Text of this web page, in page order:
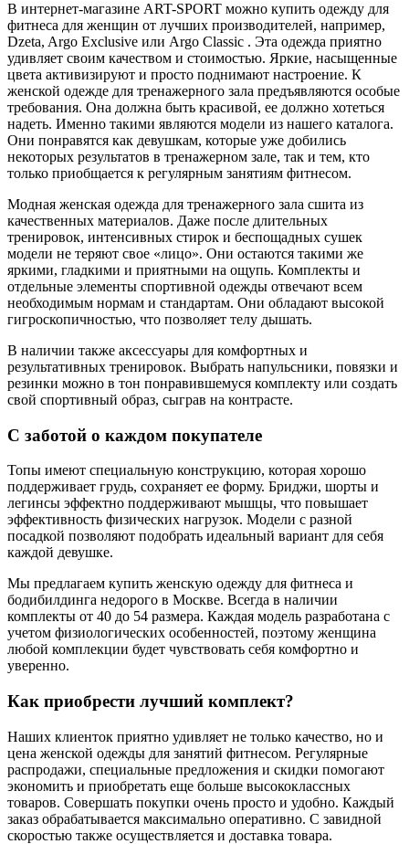
В интернет-магазине ART-SPORT можно купить одежду для
фитнеса для женщин от лучших производителей, например,
Dzeta, Argo Exclusive или Argo Classic . Эта одежда приятно
удивляет своим качеством и стоимостью. Яркие, насыщенные
цвета активизируют и просто поднимают настроение. К
женской одежде для тренажерного зала предъявляются особые
требования. Она должна быть красивой, ее должно хотеться
надеть. Именно такими являются модели из нашего каталога.
Они понравятся как девушкам, которые уже добились
некоторых результатов в тренажерном зале, так и тем, кто
только приобщается к регулярным занятиям фитнесом.
Модная женская одежда для тренажерного зала сшита из
качественных материалов. Даже после длительных
тренировок, интенсивных стирок и беспощадных сушек
модели не теряют свое «лицо». Они остаются такими же
яркими, гладкими и приятными на ощупь. Комплекты и
отдельные элементы спортивной одежды отвечают всем
необходимым нормам и стандартам. Они обладают высокой
гигроскопичностью, что позволяет телу дышать.
В наличии также аксессуары для комфортных и
результативных тренировок. Выбрать напульсники, повязки и
резинки можно в тон понравившемуся комплекту или создать
свой спортивный образ, сыграв на контрасте.
С заботой о каждом покупателе
Топы имеют специальную конструкцию, которая хорошо
поддерживает грудь, сохраняет ее форму. Бриджи, шорты и
легинсы эффектно поддерживают мышцы, что повышает
эффективность физических нагрузок. Модели с разной
посадкой позволяют подобрать идеальный вариант для себя
каждой девушке.
Мы предлагаем купить женскую одежду для фитнеса и
бодибилдинга недорого в Москве. Всегда в наличии
комплекты от 40 до 54 размера. Каждая модель разработана с
учетом физиологических особенностей, поэтому женщина
любой комплекции будет чувствовать себя комфортно и
уверенно.
Как приобрести лучший комплект?
Наших клиенток приятно удивляет не только качество, но и
цена женской одежды для занятий фитнесом. Регулярные
распродажи, специальные предложения и скидки помогают
экономить и приобретать еще больше высококлассных
товаров. Совершать покупки очень просто и удобно. Каждый
заказ обрабатывается максимально оперативно. С завидной
скоростью также осуществляется и доставка товара.